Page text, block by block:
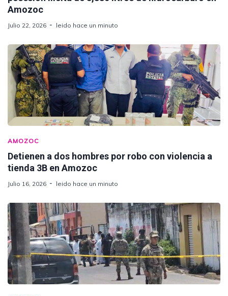
Amozoc
Julio 22, 2026 leido hace un minuto
AMOZOC
Detienen a dos hombres por robo con violencia a
tienda 3B en Amozoc
Julio 16, 2026 leido hace un minuto